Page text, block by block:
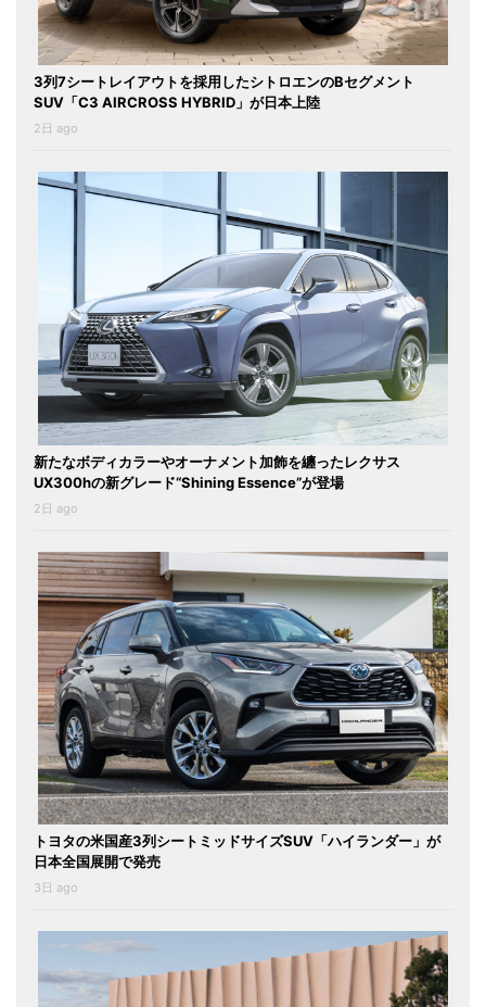
3列7シートレイアウトを採用したシトロエンのBセグメント
SUV「C3 AIRCROSS HYBRID」が日本上陸
2日 ago
新たなボディカラーやオーナメント加飾を纏ったレクサス
UX300hの新グレード“Shining Essence”が登場
2日 ago
トヨタの米国産3列シートミッドサイズSUV「ハイランダー」が
日本全国展開で発売
3日 ago